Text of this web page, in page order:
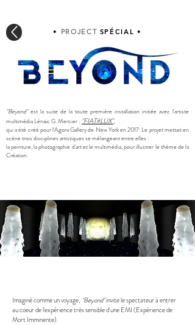
• PROJECT SPÉCIAL •
"Beyond"est la suite de la toute première installation initiée avec l'artiste
multimédia Lénaïc G. Mercier : "FIAT#LUX",
qui a été créé pour l'Agora Gallery de New York en 2017. Le projet mettait en
scène trois disciplines artistiques se mélangeant entre elles :
la peinture, la photographie d'art et le multimédia, pour illustrer le thème de la
Création.
Imaginé comme un voyage, "Beyond"invite le spectateur à entrer
au coeur de l'expérience très sensible d'une EMI (Expérience de
Mort Imminente).